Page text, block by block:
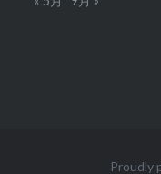
Proudly